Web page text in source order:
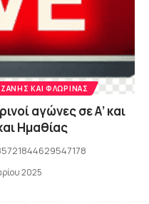
ΚΑΙ ΦΛΏΡΙΝΑΣ
αγώνες σε Α’ και
Ημαθίας
2025